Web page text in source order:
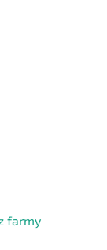
farmy